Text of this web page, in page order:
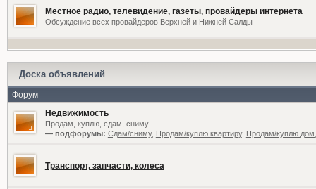
Местное радио, телевидение, газеты, провайдеры интернета
Обсуждение всех провайдеров Верхней и Нижней Салды
Доска объявлений
Форум
Недвижимость
Продам, куплю, сдам, сниму
— подфорумы: Сдам/сниму, Продам/куплю квартиру, Продам/куплю
Транспорт, запчасти, колеса